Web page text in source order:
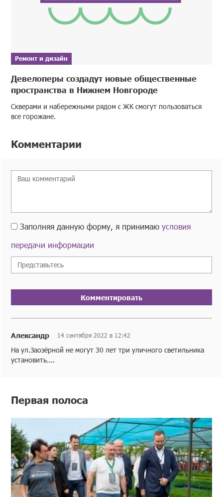
Ремонт и дизайн
Девелоперы создадут новые общественные
пространства в Нижнем Новгороде
Скверами и набережными рядом с ЖК смогут пользоваться
все горожане.
Комментарии
Заполняя данную форму, я принимаюусловия
передачи информации
Комментировать
Александр 14 сентября 2022 в 12:42
На ул.Заозёрной не могут 30 лет три уличного светильника
установить....
Первая полоса